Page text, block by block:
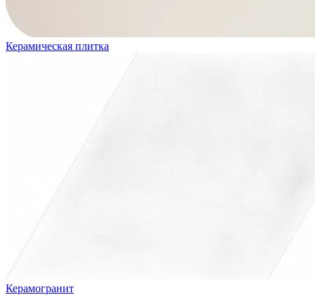
Керамическая плитка
Керамогранит